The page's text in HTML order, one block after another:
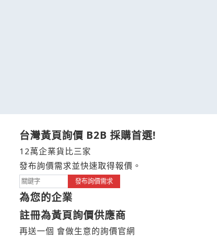
台灣黃頁詢價 B2B 採購首選!
12萬企業貨比三家
發布詢價需求並快速取得報價。
發布詢價需求
為您的企業
註冊為黃頁詢價供應商
再送一個 會做生意的詢價官網